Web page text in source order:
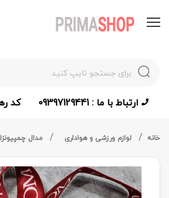
ارتباط با ما : 09397129441 کد
خانه لوازم ورزشی و هواداری مدال